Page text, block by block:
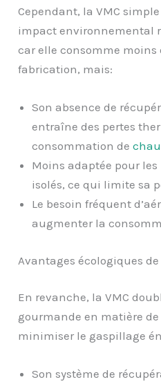
Cependant, la VMC
impact environnemental
car elle consomme moins
fabrication, mais:
Son absence de
entraîne des pertes
consommation de
Moins adaptée pour
isolés, ce qui limite sa
Le besoin fréquent
augmenter la
Avantages écologiques
En revanche, la VMC
gourmande en matière
minimiser le gaspillage
Son système de